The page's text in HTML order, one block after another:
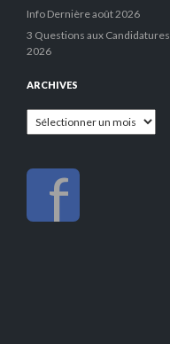
Info Dernière août 2026
3 Questions aux Candidatures
2026
ARCHIVES
Archives
f